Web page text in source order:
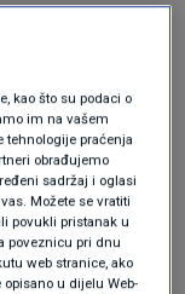
after being
kao što su podaci o
im na vašem
tehnologije praćenja
obrađujemo
sadržaj i oglasi
Možete se vratiti
povukli pristanak u
poveznicu pri dnu
web stranice, ako
u dijelu Web-